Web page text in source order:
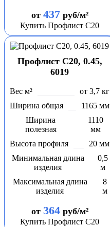
от 437руб/м²
Купить Профлист С20
Профлист С20, 0.45,
6019
Вес м²
от 3,7 кг
Ширина общая
1165 мм
Ширина
полезная
1110
мм
Высота профиля
20 мм
Минимальная длина
изделия
0,5
м
Максимальная длина
изделия
8
м
от 364руб/м²
Купить Профлист С20